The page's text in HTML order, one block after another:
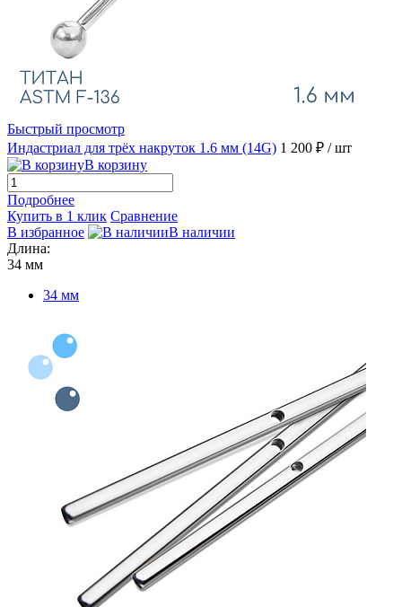
Быстрый просмотр
Индастриал для трёх накруток 1.6 мм (14G) 1 200 ₽ / шт
В корзину
Подробнее
Купить в 1 клик Сравнение
В избранное
В наличии
Длина:
34 мм
34 мм